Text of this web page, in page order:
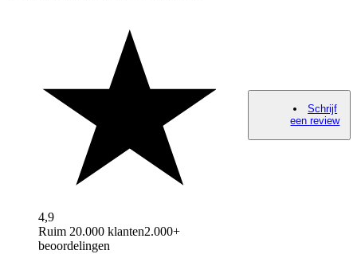
4,9
Ruim 20.000 klanten2.000+
beoordelingen
Schrijf
een review